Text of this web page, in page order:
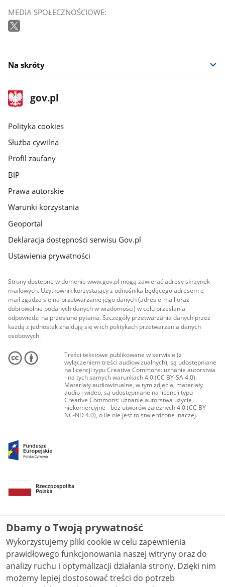
MEDIA SPOŁECZNOŚCIOWE:
Na skróty
stopka
gov.pl
Strona
gov.pl
gov.pl
Polityka cookies
Służba cywilna
Profil zaufany
BIP
Prawa autorskie
Warunki korzystania
Geoportal
Deklaracja dostępności serwisu Gov.pl
Ustawienia prywatności
Strony dostępne w domenie www.gov.pl mogą zawierać adresy skrzynek
mailowych. Użytkownik korzystający z odnośnika będącego adresem e-
mail zgadza się na przetwarzanie jego danych (adres e-mail oraz
dobrowolnie podanych danych w wiadomości) w celu przesłania
odpowiedzi na przesłane pytania. Szczegóły przetwarzania danych przez
każdą z jednostek znajdują się w ich politykach przetwarzania danych
osobowych.
Treści tekstowe publikowane w serwisie (z
wyłączeniem treści audiowizualnych), są udostępniane
na licencji typu Creative Commons: uznanie autorstwa
- na tych samych warunkach 4.0 (CC BY-SA 4.0).
Materiały audiowizualne, w tym zdjęcia, materiały
audio i wideo, są udostępniane na licencji typu
Creative Commons: uznanie autorstwa użycie
niekomercyjne - bez utworów zależnych 4.0 (CC BY-
NC-ND 4.0), o ile nie jest to stwierdzone inaczej.
Dbamy o Twoją prywatność
Wykorzystujemy pliki cookie w celu zapewnienia
prawidłowego funkcjonowania naszej witryny oraz do
analizy ruchu i optymalizacji działania strony. Dzięki nim
możemy lepiej dostosować treści do potrzeb